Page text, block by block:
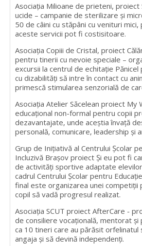
Asociația Milioane de prieteni, proiect
ucide – campanie de sterilizare și
50 de câini cu stăpâni cu venituri
aceste servicii pot fi costisitoare.
Asociația Copiii de Cristal, proiect
pentru tinerii cu nevoie speciale –
excursii la centrul de echitaţie Pănicel
cu dizabilități să intre în contact cu
primescă stimularea senzorială de
Asociația Atelier Săcelean proiect My
educațional non-formal pentru copii
dezavantajate, unde aceștia învață
personală, comunicare, leadership și
Grup de Inițiativă al Centrului Școlar
Incluzivă Brașov proiect Și eu pot fi
de activităţi sportive adaptate
cadrul Centrului Şcolar pentru
final este organizarea unei competiţii
copil să vadă progresul realizat.
Asociația SCUT proiect AfterCare -
de consiliere vocațională, mentorat
ca 10 tineri care au părăsit orfelinatul
angaja și să devină independenți.